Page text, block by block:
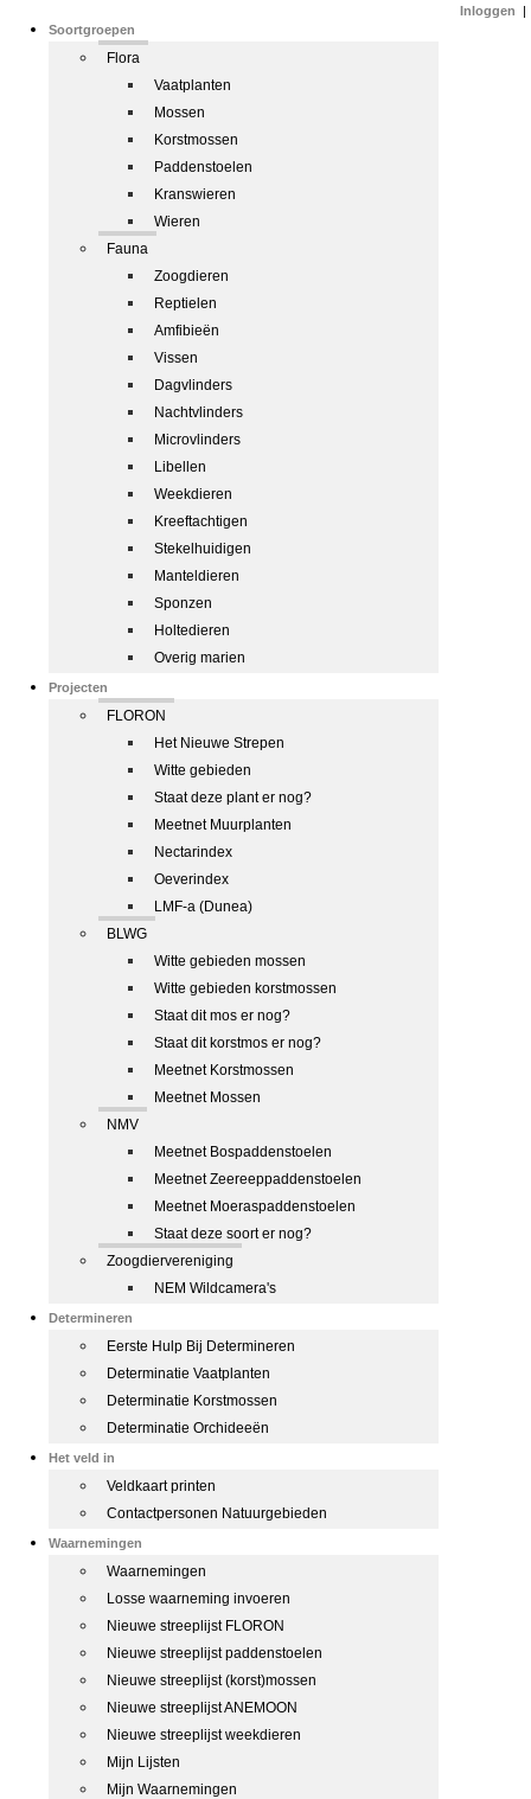
Soortgroepen
Flora
Vaatplanten
Mossen
Korstmossen
Paddenstoelen
Kranswieren
Wieren
Fauna
Zoogdieren
Reptielen
Amfibieën
Vissen
Dagvlinders
Nachtvlinders
Microvlinders
Libellen
Weekdieren
Kreeftachtigen
Stekelhuidigen
Manteldieren
Sponzen
Holtedieren
Overig marien
Projecten
FLORON
Het Nieuwe Strepen
Witte gebieden
Staat deze plant er nog?
Meetnet Muurplanten
Nectarindex
Oeverindex
LMF-a (Dunea)
BLWG
Witte gebieden mossen
Witte gebieden korstmossen
Staat dit mos er nog?
Staat dit korstmos er nog?
Meetnet Korstmossen
Meetnet Mossen
NMV
Meetnet Bospaddenstoelen
Meetnet Zeereeppaddenstoelen
Meetnet Moeraspaddenstoelen
Staat deze soort er nog?
Zoogdiervereniging
NEM Wildcamera's
Determineren
Eerste Hulp Bij Determineren
Determinatie Vaatplanten
Determinatie Korstmossen
Determinatie Orchideeën
Het veld in
Veldkaart printen
Contactpersonen Natuurgebieden
Waarnemingen
Waarnemingen
Losse waarneming invoeren
Nieuwe streeplijst FLORON
Nieuwe streeplijst paddenstoelen
Nieuwe streeplijst (korst)mossen
Nieuwe streeplijst ANEMOON
Nieuwe streeplijst weekdieren
Mijn Lijsten
Mijn Waarnemingen
Inloggen |